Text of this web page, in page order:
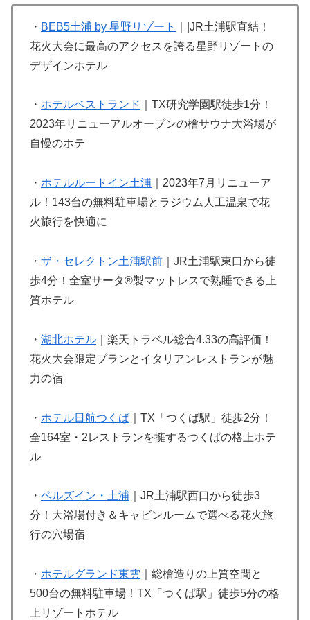
・ BEB5土浦 by 星野リゾート
｜|JR土浦駅直結！
花火大会に最高のアクセスを誇る星野リゾートの
デザインホテル
・ ホテルベストランド
｜TX研究学園駅徒歩1分！
2023年リニューアルオープンの檜サウナ大浴場が
自慢のホテ
・ ホテルルートイン土浦 ｜2023年7月リニューア
ル！143台の無料駐車場とラジウム人工温泉で花
火旅行を快適に
・ ザ・セレクトン土浦駅前 ｜JR土浦駅東口から徒
歩4分！全室サータ®製マットレスで熟睡できる上
質ホテル
・ 湖北ホテル ｜楽天トラベル総合4.33の高評価！
花火大会限定プランとイタリアンレストランが魅
力の宿
・ ホテル日航つくば ｜TX「つくば駅」徒歩2分！
全164室・2レストランを擁するつくばの格上ホテ
ル
・ ベルズイン・土浦 ｜JR土浦駅西口から徒歩3
分！大浴場付き＆キャビンルームで選べる花火旅
行の穴場宿
・ ホテルグランド東雲 ｜総檜造りの上質空間と
500台の無料駐車場！TX「つくば駅」徒歩5分の格
上リゾートホテル